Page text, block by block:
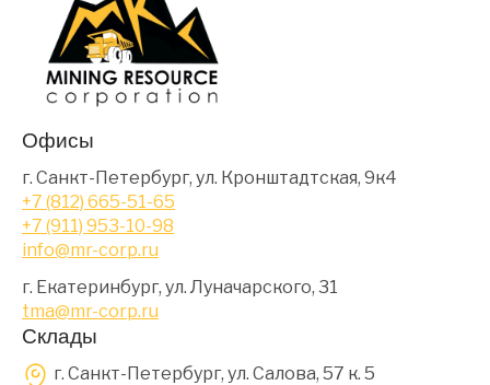
Офисы
г. Санкт-Петербург, ул. Кронштадтская, 9к4
+7 (812) 665-51-65
+7 (911) 953-10-98
info@mr-corp.ru
г. Екатеринбург, ул. Луначарского, 31
tma@mr-corp.ru
Склады
г. Санкт-Петербург, ул. Салова, 57 к. 5